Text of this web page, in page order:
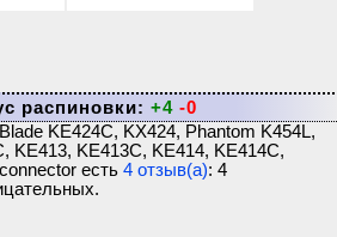
распиновки: +4 -0
KE424C, KX424, Phantom K454L,
KE413, KE413C, KE414, KE414C,
есть 4 отзыв(а): 4